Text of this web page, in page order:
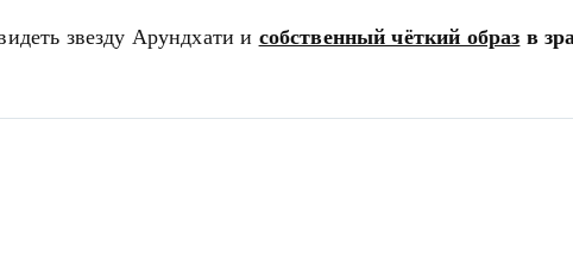
звезду Арундхати и собственный чёткий образ в